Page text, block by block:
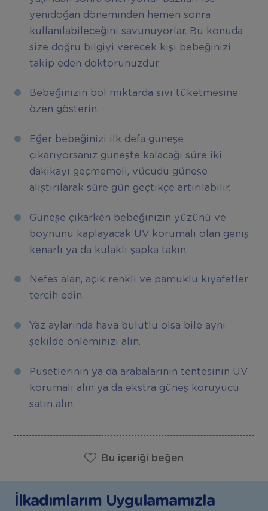
yenidoğan döneminden hemen sonra
kullanılabileceğini savunuyorlar. Bu konuda
size doğru bilgiyi verecek kişi bebeğinizi
takip eden doktorunuzdur.
Bebeğinizin bol miktarda sıvı tüketmesine
özen gösterin.
Eğer bebeğinizi ilk defa güneşe
çıkarıyorsanız güneşte kalacağı süre iki
dakikayı geçmemeli, vücudu güneşe
alıştırılarak süre gün geçtikçe artırılabilir.
Güneşe çıkarken bebeğinizin yüzünü ve
boynunu kaplayacak UV korumalı olan geniş
kenarlı ya da kulaklı şapka takın.
Nefes alan, açık renkli ve pamuklu kıyafetler
tercih edin.
Yaz aylarında hava bulutlu olsa bile aynı
şekilde önleminizi alın.
Pusetlerinin ya da arabalarının tentesinin UV
korumalı alın ya da ekstra güneş koruyucu
satın alın.
Bu içeriği beğen
İlkadımlarım Uygulamamızla